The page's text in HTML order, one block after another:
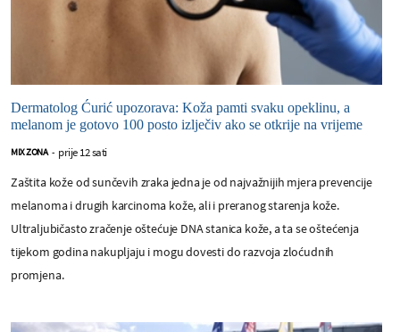
Dermatolog Ćurić upozorava: Koža pamti svaku opeklinu, a
melanom je gotovo 100 posto izlječiv ako se otkrije na vrijeme
MIX ZONA - prije 12 sati
Zaštita kože od sunčevih zraka jedna je od najvažnijih mjera prevencije
melanoma i drugih karcinoma kože, ali i preranog starenja kože.
Ultraljubičasto zračenje oštećuje DNA stanica kože, a ta se oštećenja
tijekom godina nakupljaju i mogu dovesti do razvoja zloćudnih
promjena.